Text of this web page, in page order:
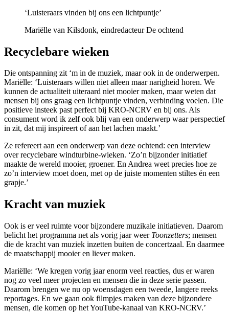
‘Luisteraars vinden bij ons een lichtpuntje’
Mariëlle van Kilsdonk, eindredacteur De ochtend
Recyclebare wieken
Die ontspanning zit ‘m in de muziek, maar ook in de onderwerpen.
Mariëlle: ‘Luisteraars willen nietalleen maar narigheid horen. We
kunnen de actualiteit uiteraard niet mooier maken, maar weten dat
mensen bij ons graag een lichtpuntje vinden, verbinding voelen. Die
positieve insteek past perfect bij KRO-NCRV en bij ons. Als
consument word ik zelf ook blij van een onderwerp waar perspectief
in zit, dat mij inspireert of aan het lachen maakt.’
Ze refereert aan een onderwerp van deze ochtend: een interview
over recyclebare windturbine-wieken. ‘Zo’n bijzonder initiatief
maakte de wereld mooier, groener. En Andrea weet precies hoe ze
zo’n interview moet doen, met op de juiste momenten stiltes én een
grapje.’
Kracht van muziek
Ook is er veel ruimte voor bijzondere muzikale initiatieven. Daarom
belicht het programma net als vorig jaar weer Toonzetters; mensen
die de kracht van muziek inzetten buiten de concertzaal. En daarmee
de maatschappij mooier en liever maken.
Mariëlle: ‘We kregen vorig jaar enorm veel reacties, dus er waren
nog zo veel meer projecten en mensen die in deze serie passen.
Daarom brengen we nu op woensdagen een tweede, langere reeks
reportages. En we gaan ook filmpjes maken van deze bijzondere
mensen, die komen op het YouTube-kanaal van KRO-NCRV.’